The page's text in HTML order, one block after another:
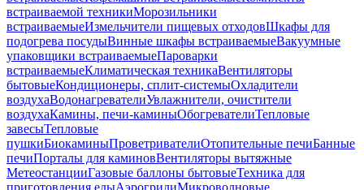
встраиваемой техникиМорозильники
встраиваемыеИзмельчители пищевых отходовШкафы для
подогрева посудыВинные шкафы встраиваемыеВакуумные
упаковщики встраиваемыеПароварки
встраиваемыеКлиматическая техникаВентиляторы
бытовыеКондиционеры, сплит-системыОхладители
воздухаВодонагревателиУвлажнители, очистители
воздухаКамины, печи-каминыОбогревателиТепловые
завесыТепловые
пушкиБиокаминыПроветривателиОтопительные печиБанные
печиПорталы для каминовВентиляторы вытяжные
МетеостанцииГазовые баллоны бытовыеТехника для
приготовления едыАэрогрилиМикроволновые